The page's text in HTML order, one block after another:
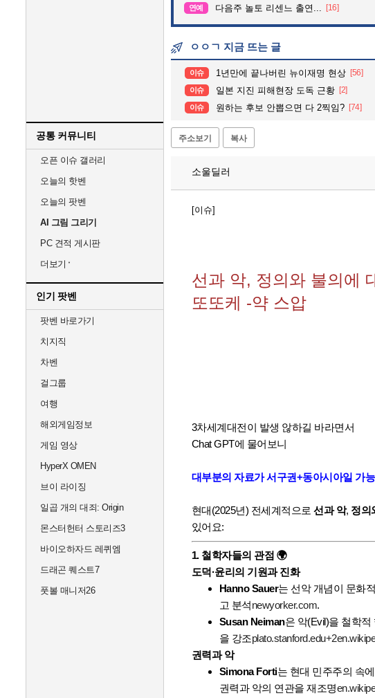
공통 커뮤니티
오픈 이슈 갤러리
오늘의 핫벤
오늘의 팟벤
AI 그림 그리기
PC 견적 게시판
더보기
인기 팟벤
팟벤 바로가기
치지직
차벤
걸그룹
여행
해외게임정보
게임 영상
HyperX OMEN
브이 라이징
일곱 개의 대죄: Origin
몬스터헌터 스토리즈3
바이오하자드 레퀴엠
드래곤 퀘스트7
풋볼 매니저26
연예 다음주 놀토 리센느 출연... [16]
ㅇㅇㄱ 지금 뜨는 글
이슈 1년만에 끝나버린 뉴이재명 현상 [56]
이슈 일본 지진 피해현장 도독 근황 [2]
이슈 원하는 후보 안뽑으면 다 2찍임? [74]
주소보기 복사
소울딜러
[이슈]
선과 악, 정의와 불의에
또또케 -약 스압
3차세계대전이 발생 않하길 바라면서
Chat GPT에 물어보니
대부분의 자료가 서구권+동아시아일 가
현대(2025년) 전세계적으로 선과 악, 정의
있어요:
1. 철학자들의 관점 🌍
도덕·윤리의 기원과 진화
Hanno Sauer는 선악 개념이 문화
고 분석newyorker.com.
Susan Neiman은 악(Evil)을 철학
을 강조plato.stanford.edu+2
권력과 악
Simona Forti는 현대 민주주의 속
권력과 악의 연관을 재조명